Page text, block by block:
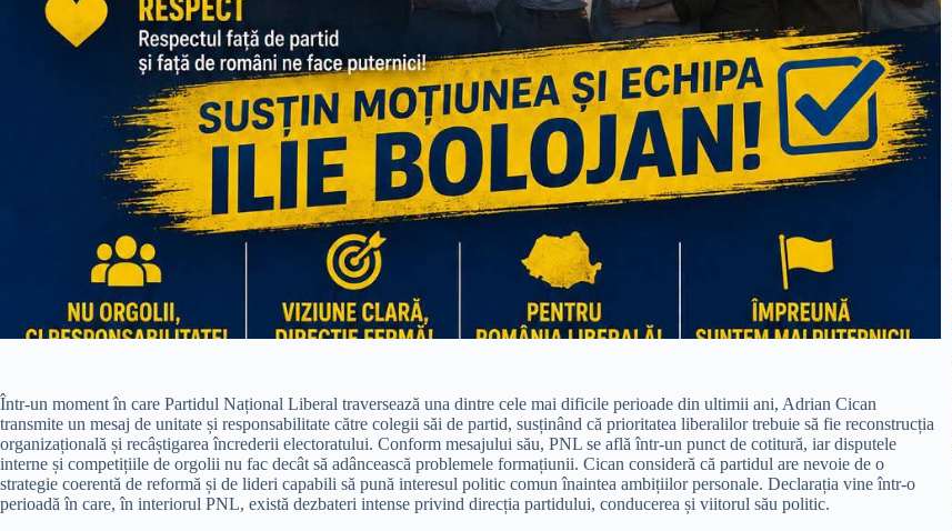
Într-un moment în care Partidul Național Liberal traversează una dintre cele mai dificile perioade din ultimii ani, Adrian Cican
transmite un mesaj de unitate și responsabilitate către colegii săi de partid, susținând că prioritatea liberalilor trebuie să fie reconstrucția
organizațională și recâștigarea încrederii electoratului. Conform mesajului său, PNL se află într-un punct de cotitură, iar disputele
interne și competițiile de orgolii nu fac decât să adâncească problemele formațiunii. Cican consideră că partidul are nevoie de o
strategie coerentă de reformă și de lideri capabili să pună interesul politic comun înaintea ambițiilor personale. Declarația vine într-o
perioadă în care, în interiorul PNL, există dezbateri intense privind direcția partidului, conducerea și viitorul său politic.